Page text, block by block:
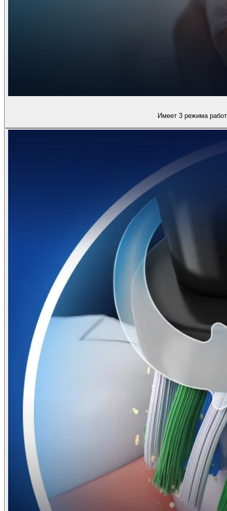
Имеет 3 режима